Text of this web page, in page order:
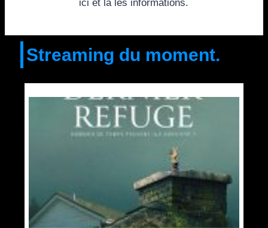
ici et là les informations.
Streaming du moment.